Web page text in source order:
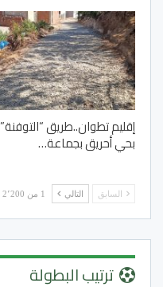
إقليم تطوان..طريق “التوفنة”
بحي أحريق بجماعة…
السابق التالي 1 من 2٬200
ترتيب البطولة